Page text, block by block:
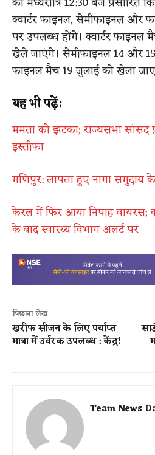
क्वार्टर फाइनल, सेमीफाइनल और
पर उपलब्ध होंगे। क्वार्टर फाइनल
खेले जाएंगे। सेमीफाइनल 14 और
फाइनल मैच 19 जुलाई को खेला
यह भी पढ़ें:
ममता को झटका; राज्यसभा सांसद
इस्तीफा
मणिपुर: लापता हुए नागा
केरल में फिर आया निपाह वायरस;
के बाद स्वास्थ्य विभाग अलर्ट पर
पिछला लेख
खरीफ सीजन के लिए पर्याप्त
मात्रा में उर्वरक उपलब्ध : केंद्र!
Team News